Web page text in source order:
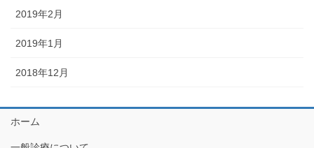
2019年2月
2019年1月
2018年12月
ホーム